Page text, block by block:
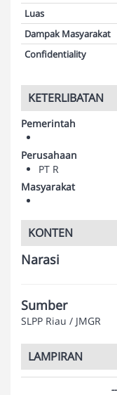
Luas
Dampak Masyarakat
Confidentiality
KETERLIBATAN
Pemerintah
Perusahaan
PT R
Masyarakat
KONTEN
Narasi
Sumber
SLPP Riau / JMGR
LAMPIRAN